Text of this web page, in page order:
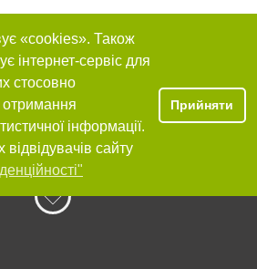
«cookies». Також
інтернет-сервіс для
стосовно
отримання
інформації.
сайту
Прийняти